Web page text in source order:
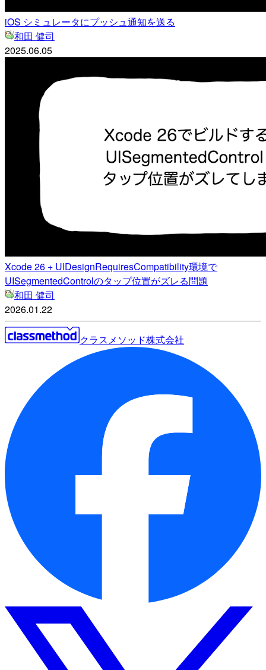
iOS シミュレータにプッシュ通知を送る
和田 健司
2025.06.05
Xcode 26 + UIDesignRequiresCompatibility環境で
UISegmentedControlのタップ位置がズレる問題
和田 健司
2026.01.22
クラスメソッド株式会社